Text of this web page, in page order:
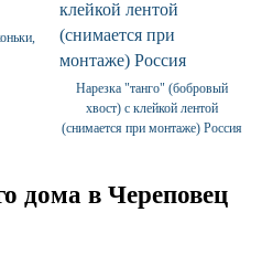
Нарезка "танго" (бобровый
хвост) с клейкой лентой
(снимается при монтаже) Россия
дома в Череповец